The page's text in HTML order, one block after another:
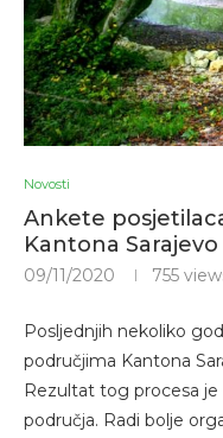
Novosti
Ankete
Kantona Sarajevo
09/11/2020 755
Posljednjih nekoliko
područjima Kantona
Rezultat tog procesa je
područja. Radi bolje